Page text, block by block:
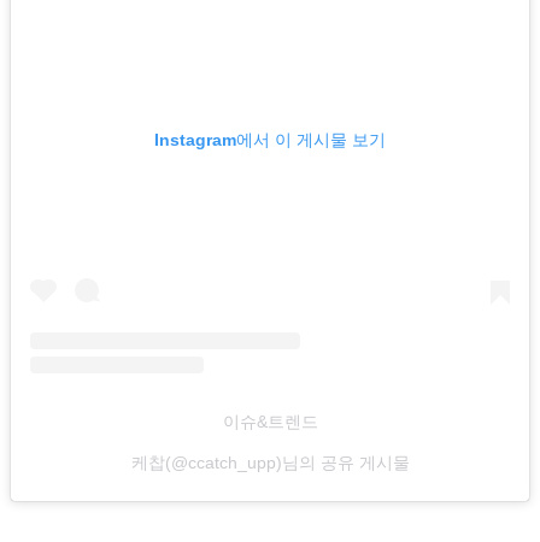
Instagram에서 이 게시물 보기
이슈&트렌드
케찹(@ccatch_upp)님의 공유 게시물